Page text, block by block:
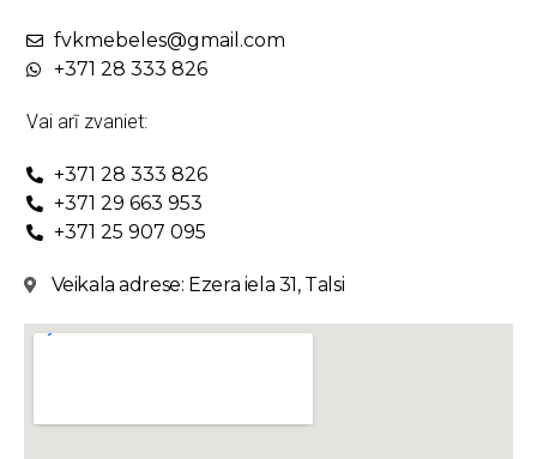
fvkmebeles@gmail.com
+371 28 333 826
Vai arī zvaniet:
+371 28 333 826
+371 29 663 953
+371 25 907 095
Veikala adrese: Ezera iela 31, Talsi